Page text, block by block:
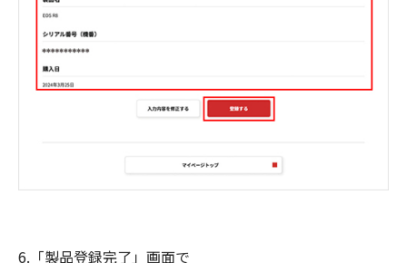
6.「製品登録完了」画面で